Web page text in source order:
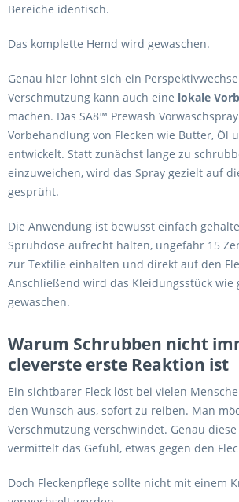
Bereiche identisch.
Das komplette Hemd wird gewaschen.
Genau hier lohnt sich ein
Verschmutzung kann auch eine lokale
machen. Das SA8™ Prewash
Vorbehandlung von Flecken wie Butter, Öl
entwickelt. Statt zunächst lange zu
einzuweichen, wird das Spray gezielt auf
gesprüht.
Die Anwendung ist bewusst einfach
Sprühdose aufrecht halten, ungefähr 15
zur Textilie einhalten und direkt auf den
Anschließend wird das Kleidungsstück wie
gewaschen.
Warum Schrubben nicht
cleverste erste Reaktion ist
Ein sichtbarer Fleck löst bei vielen
den Wunsch aus, sofort zu reiben. Man
Verschmutzung verschwindet. Genau
vermittelt das Gefühl, etwas gegen den
Doch Fleckenpflege sollte nicht mit einem